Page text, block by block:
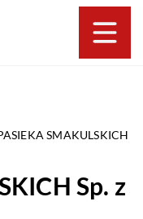
SMAKULSKICH
Sp. z